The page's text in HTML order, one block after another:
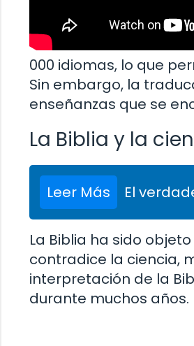
000 idiomas, lo que
Sin embargo, la
enseñanzas que se
La Biblia y la
Leer Más El
La Biblia ha sido
contradice la ciencia,
interpretación de la
durante muchos años.